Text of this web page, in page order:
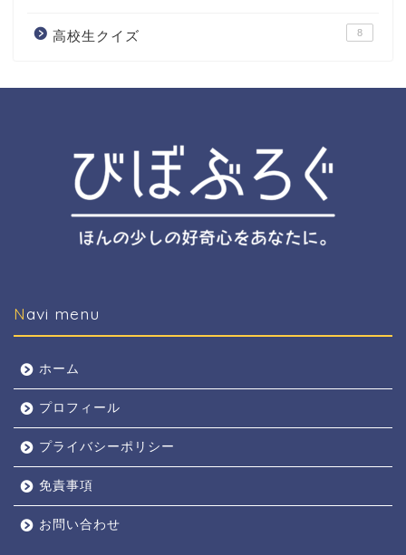
高校生クイズ 8
Navi menu
ホーム
プロフィール
プライバシーポリシー
免責事項
お問い合わせ